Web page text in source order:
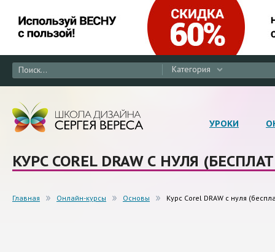
Категория
УРОКИ
КУРС COREL DRAW С НУЛЯ
Главная Онлайн-курсы Основы Курс Corel DRAW с нуля